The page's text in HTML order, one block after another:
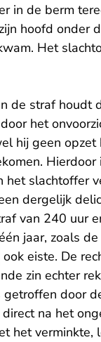
in de berm
hoofd onder
Het
de straf houdt
het
hij geen opzet
Hierdoor
het slachtoffer
dergelijk
van 240 uur
jaar, zoals de
ook eiste. De
zin echter
getroffen door
na het
het verminkte,